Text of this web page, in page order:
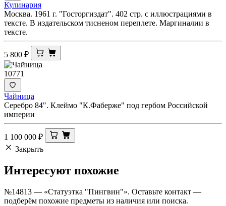
Кулинария
Москва. 1961 г. "Госторгиздат". 402 стр. с иллюстрациями в
тексте. В издательском тисненом переплете. Маргиналии в
тексте.
5 800 ₽
10771
Чайница
Серебро 84". Клеймо "К.Фаберже" под гербом Российской
империи
1 100 000 ₽
Закрыть
Интересуют похожие
№14813 — «Статуэтка "Пингвин"». Оставьте контакт —
подберём похожие предметы из наличия или поиска.